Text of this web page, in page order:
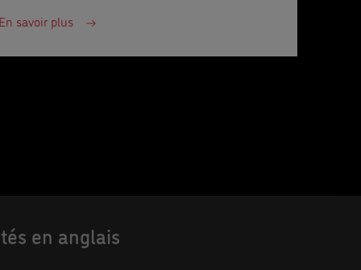
En savoir plus
en anglais